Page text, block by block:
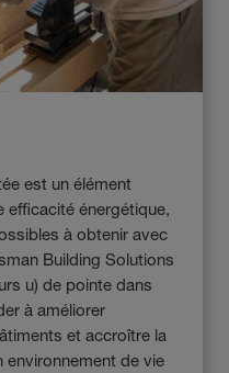
est un élément
efficacité énergétique,
à obtenir avec
Building Solutions
u) de pointe dans
à améliorer
et accroître la
environnement de vie